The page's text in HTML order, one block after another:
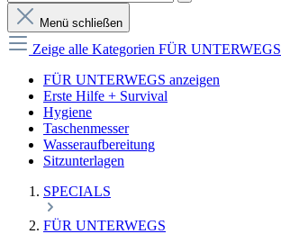
Menü schließen
Zeige alle Kategorien FÜR UNTERWEGS
FÜR UNTERWEGS anzeigen
Erste Hilfe + Survival
Hygiene
Taschenmesser
Wasseraufbereitung
Sitzunterlagen
SPECIALS
FÜR UNTERWEGS